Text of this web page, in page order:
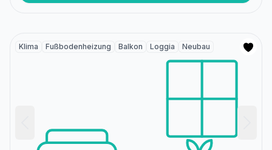
Klima Fußbodenheizung Balkon Loggia Neubau